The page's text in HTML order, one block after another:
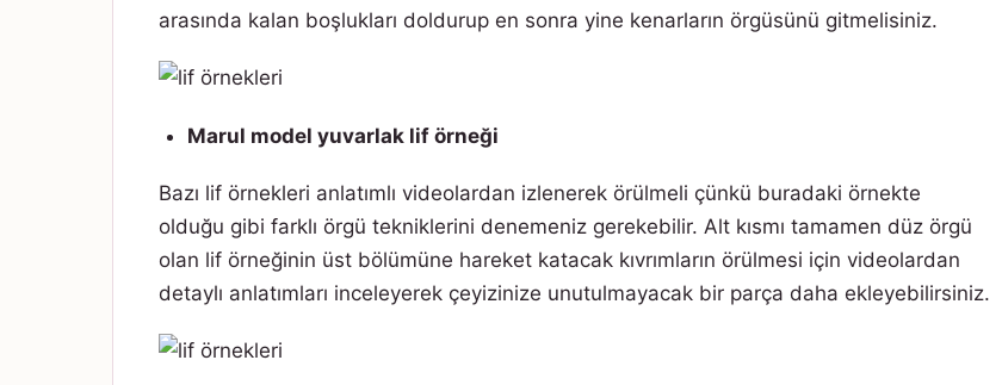
arasında kalan boşlukları doldurup en sonra yine kenarların örgüsünü gitmelisiniz.
Marul model yuvarlak lif örneği
Bazı lif örnekleri anlatımlı videolardan izlenerek örülmeli çünkü buradaki örnekte
olduğu gibi farklı örgü tekniklerini denemeniz gerekebilir. Alt kısmı tamamen düz örgü
olan lif örneğinin üst bölümüne hareket katacak kıvrımların örülmesi için videolardan
detaylı anlatımları inceleyerek çeyizinize unutulmayacak bir parça daha ekleyebilirsiniz.